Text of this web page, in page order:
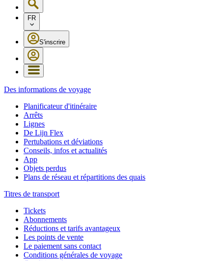
FR
S'inscrire
Des informations de voyage
Planificateur d'itinéraire
Arrêts
Lignes
De Lijn Flex
Pertubations et déviations
Conseils, infos et actualités
App
Objets perdus
Plans de réseau et répartitions des quais
Titres de transport
Tickets
Abonnements
Réductions et tarifs avantageux
Les points de vente
Le paiement sans contact
Conditions générales de voyage